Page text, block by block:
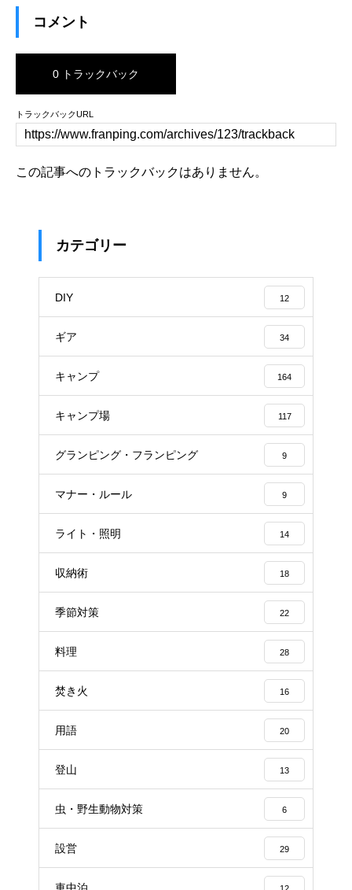
コメント
0 トラックバック
トラックバックURL
この記事へのトラックバックはありません。
カテゴリー
DIY 12
ギア 34
キャンプ 164
キャンプ場 117
グランピング・フランピング 9
マナー・ルール 9
ライト・照明 14
収納術 18
季節対策 22
料理 28
焚き火 16
用語 20
登山 13
虫・野生動物対策 6
設営 29